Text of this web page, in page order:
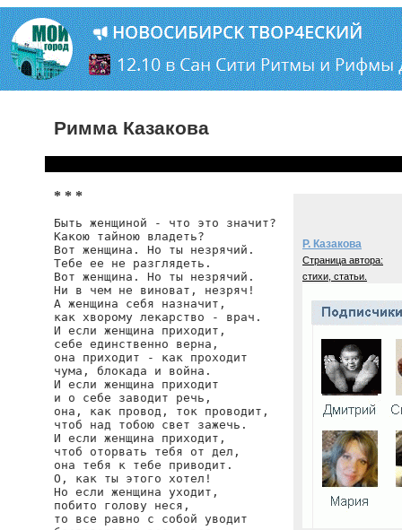
Римма Казакова
* * *
Быть женщиной - что это значит?
Какою тайною владеть?
Вот женщина. Но ты незрячий.
Тебе ее не разглядеть.
Вот женщина. Но ты незрячий.
Ни в чем не виноват, незряч!
А женщина себя назначит,
как хворому лекарство - врач.
И если женщина приходит,
себе единственно верна,
она приходит - как проходит
чума, блокада и война.
И если женщина приходит
и о себе заводит речь,
она, как провод, ток проводит,
чтоб над тобою свет зажечь.
И если женщина приходит,
чтоб оторвать тебя от дел,
она тебя к тебе приводит.
О, как ты этого хотел!
Но если женщина уходит,
побито голову неся,
то все равно с собой уводит
Р. Казакова
Страница автора:
стихи, статьи.